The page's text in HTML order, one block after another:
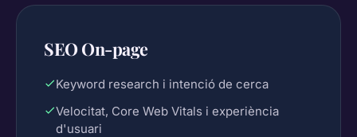
SEO On-page
Keyword research i intenció de cerca
Velocitat, Core Web Vitals i experiència
d'usuari